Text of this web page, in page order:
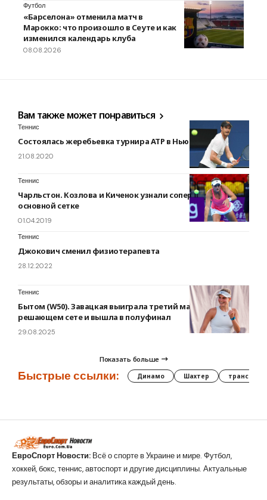
Футбол
«Барселона» отменила матч в
Марокко: что произошло в Сеуте и как
изменился календарь клуба
08.08.2026
Вам также может понравиться
Теннис
Состоялась жеребьевка турнира ATP в Нью-Йорке
21.08.2020
Теннис
Чарльстон. Козлова и Киченок узнали соперниц в
основной сетке
01.04.2019
Теннис
Джокович сменил физиотерапевта
28.12.2022
Теннис
Бытом (W50). Завацкая выиграла третий матч подряд в
решающем сете и вышла в полуфинал
29.08.2025
Показать больше
Быстрые ссылки: Динамо Шахтер трансферы
ЕвроСпорт Новости: Всё о спорте в Украине и мире. Футбол,
хоккей, бокс, теннис, автоспорт и другие дисциплины. Актуальные
результаты, обзоры и аналитика каждый день.